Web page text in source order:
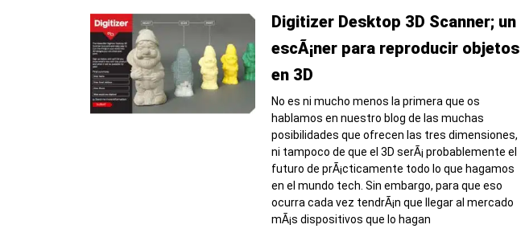
Digitizer Desktop 3D Scanner; un
escÃ¡ner para reproducir objetos
en 3D
No es ni mucho menos la primera que os
hablamos en nuestro blog de las muchas
posibilidades que ofrecen las tres dimensiones,
ni tampoco de que el 3D serÃ¡ probablemente el
futuro de prÃ¡cticamente todo lo que hagamos
en el mundo tech. Sin embargo, para que eso
ocurra cada vez tendrÃ¡n que llegar al mercado
mÃ¡s dispositivos que lo hagan